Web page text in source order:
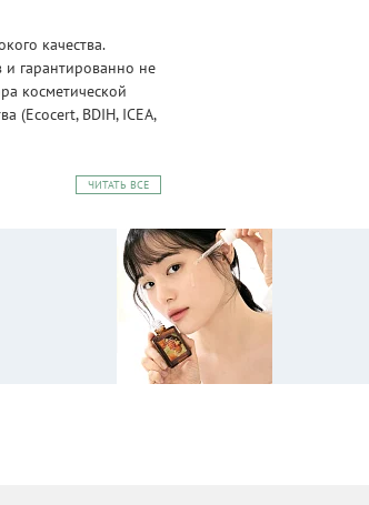
качества.
и гарантированно не
косметической
(Ecocert, BDIH, ICEA,
ЧИТАТЬ ВСЕ